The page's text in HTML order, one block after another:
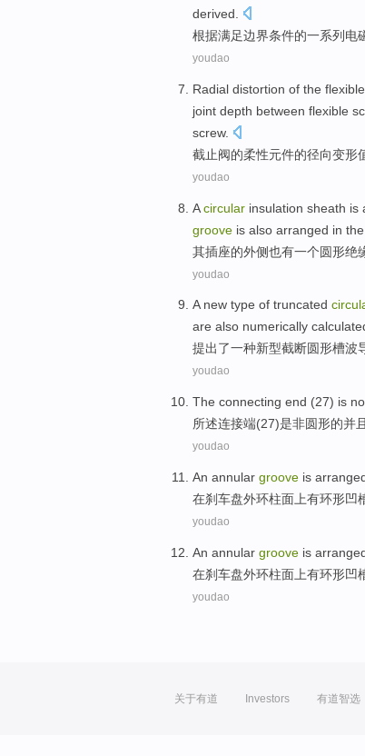
derived
根据满足边界条件的一系列 电
youdao
Radial distortion of the flexible
joint depth between flexible
screw.
截止阀的柔性元件的径向变形
youdao
A circular insulation sheath is
groove is also arranged in
其插座的外侧也有一个圆形绝
youdao
A new type of truncated
are also numerically
提出了一种新型截断圆形槽波
youdao
The connecting end (27) is
所述连接端(27)是非圆形的并且
youdao
An annular groove is
在刹车盘外环柱面 上有环形凹
youdao
An annular groove is
在刹车盘外环柱面 上有环形凹
youdao
关于有道 Investors 有道智选